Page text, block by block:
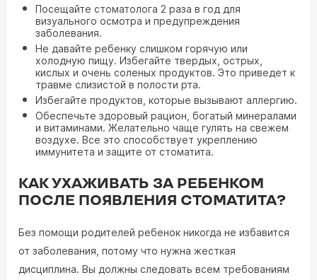
Посещайте стоматолога 2 раза в год для
визуального осмотра и предупреждения
заболевания.
Не давайте ребенку слишком горячую или
холодную пищу. Избегайте твердых, острых,
кислых и очень соленых продуктов. Это приведет к
травме слизистой в полости рта.
Избегайте продуктов, которые вызывают аллергию.
Обеспечьте здоровый рацион, богатый минералами
и витаминами. Желательно чаще гулять на свежем
воздухе. Все это способствует укреплению
иммунитета и защите от стоматита.
КАК УХАЖИВАТЬ ЗА РЕБЕНКОМ
ПОСЛЕ ПОЯВЛЕНИЯ СТОМАТИТА?
Без помощи родителей ребенок никогда не избавится
от заболевания, потому что нужна жесткая
дисциплина. Вы должны следовать всем требованиям